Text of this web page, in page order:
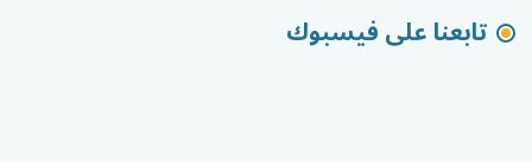
تابعنا على فيسبوك